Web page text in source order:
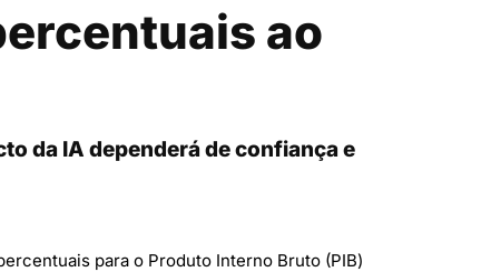
ao
da IA dependerá de confiança e
para o Produto Interno Bruto (PIB)